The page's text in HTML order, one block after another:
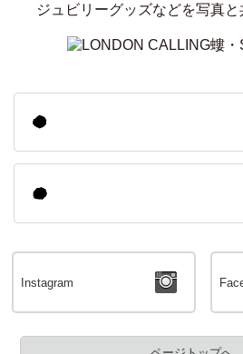
ジュビリーグッズなどを写真と
Instagram